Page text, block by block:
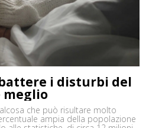
i disturbi del
meglio
che può risultare molto
ampia della popolazione